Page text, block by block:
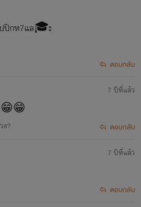
ปิกห7แล🎓ะ​
ตอบกลับ
ง?
7 ปีที่แล้ว
ตอบกลับ
7 ปีที่แล้ว
ตอบกลับ